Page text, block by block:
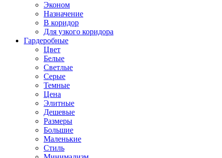
Эконом
Назначение
В коридор
Для узкого коридора
Гардеробные
Цвет
Белые
Светлые
Серые
Темные
Цена
Элитные
Дешевые
Размеры
Большие
Маленькие
Стиль